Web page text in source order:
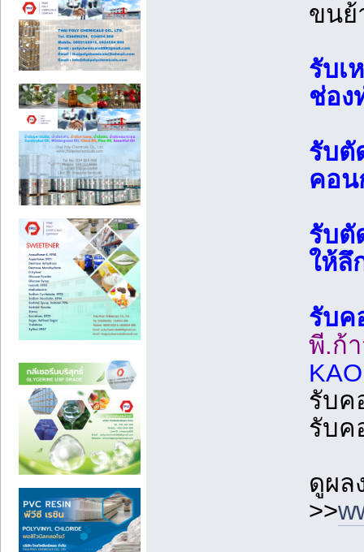
ขนย้
รับเ
ช่อง
รับตั
คอน
รับตั
ให้ลึ
รับค
พี.ก้
รับค
รับค
ดูผล
>>